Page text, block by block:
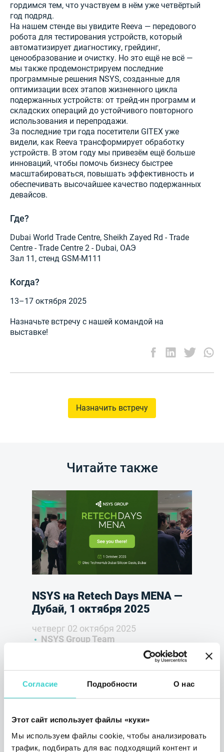
Согласие Подробности О нас
Этот сайт использует файлы «куки»
Мы используем файлы cookie, чтобы анализировать
трафик, подбирать для вас подходящий контент и
гордимся тем, что участвуем в нём уже четвёртый
год подряд.
На нашем стенде вы увидите Reeva — передового
робота для тестирования устройств, который
автоматизирует диагностику, грейдинг,
ценообразование и очистку. Но это ещё не всё —
мы также продемонстрируем последние
программные решения NSYS, созданные для
оптимизации всех этапов жизненного цикла
подержанных устройств: от трейд-ин программ и
складских операций до устойчивого повторного
использования и перепродажи.
За последние три года посетители GITEX уже
видели, как Reeva трансформирует обработку
устройств. В этом году мы привезём ещё больше
инноваций, чтобы помочь бизнесу быстрее
масштабироваться, повышать эффективность и
обеспечивать высочайшее качество подержанных
девайсов.
Где?
Dubai World Trade Centre, Sheikh Zayed Rd - Trade
Centre - Trade Centre 2 - Dubai, ОАЭ
Зал 11, стенд GSM-M111
Когда?
13–17 октября 2025
Назначьте встречу с нашей командой на
выставке!
Назначить встречу
Читайте также
NSYS на Retech Days MENA —
Дубай, 1 октября 2025
четверг 02 октября 2025
NSYS Group Team
NSYS отправляется на Retech Days MENA
развития устойчивой экономики
устройств. Присоединяйтесь к нам 1
автоматизированные решения могут
сделать ваши процессы быстрее, умнее и
устойчивее.